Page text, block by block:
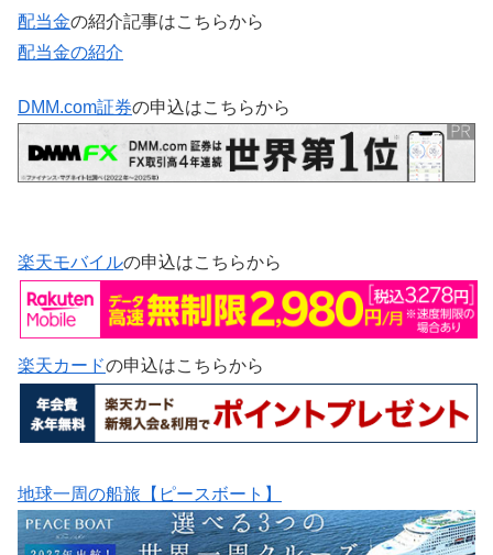
配当金の紹介記事はこちらから
配当金の紹介
DMM.com証券の申込はこちらから
楽天モバイルの申込はこちらから
楽天カードの申込はこちらから
地球一周の船旅【ピースボート】